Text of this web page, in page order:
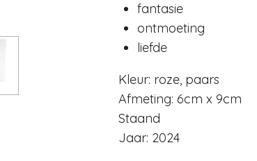
fantasie
ontmoeting
liefde
Kleur: roze, paars
Afmeting: 6cm x 9cm
Staand
Jaar: 2024